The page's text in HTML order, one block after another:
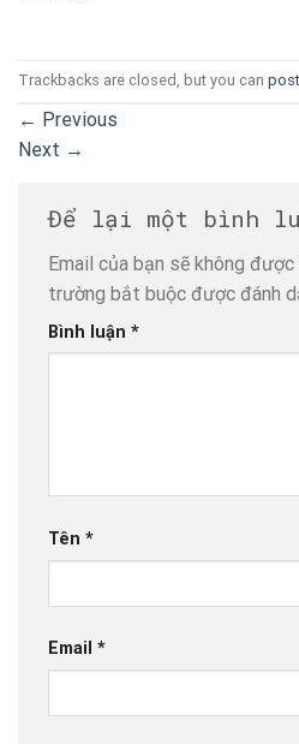
Trackbacks are closed, but you can
← Previous
Next →
Để lại một bình
Email của bạn sẽ không được
trường bắt buộc được đánh
Bình luận *
Tên *
Email *